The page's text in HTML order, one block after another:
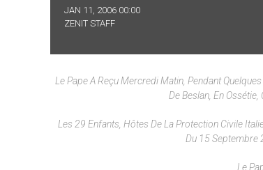
JAN 11, 2006 00:00
ZENIT STAFF
Le Pape A Reçu Mercredi Matin, Pendant
De Beslan, En Ossétie,
Les 29 Enfants, Hôtes De La Protection Civile
Du 15 Septembre
Le